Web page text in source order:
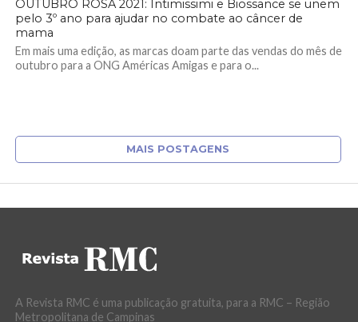
OUTUBRO ROSA 2021: Intimissimi e Biossance se unem
pelo 3º ano para ajudar no combate ao câncer de
mama
Em mais uma edição, as marcas doam parte das vendas do mês de
outubro para a ONG Américas Amigas e para o...
MAIS POSTAGENS
A Revista RMC é uma publicação gratuita, para a RMC – Região
Metropolitana de Campinas